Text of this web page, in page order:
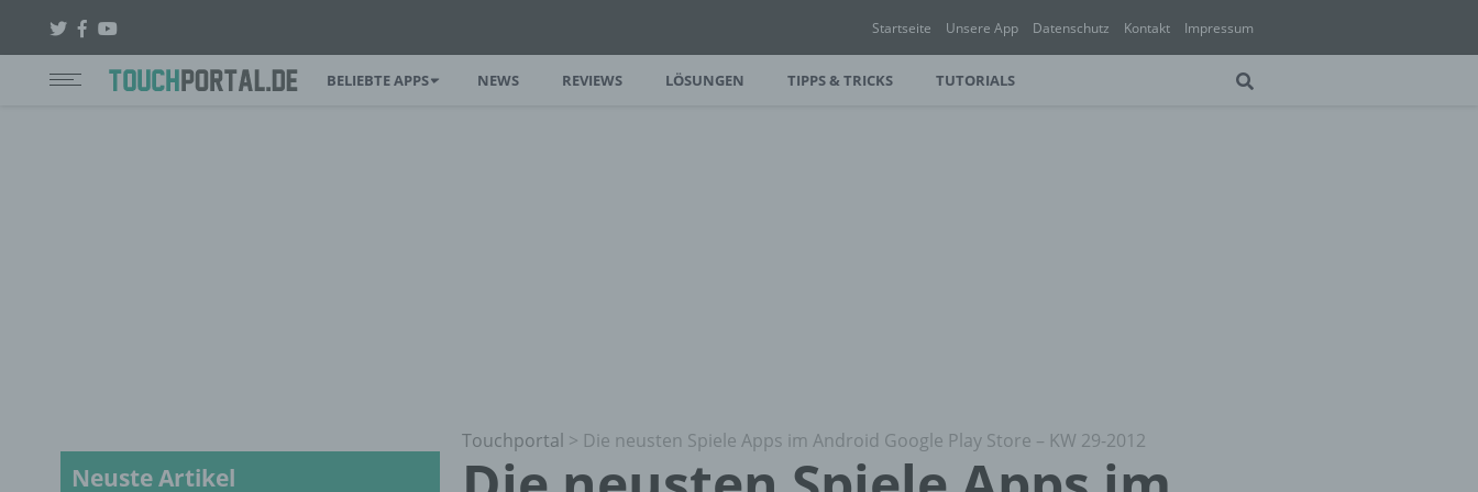
Startseite Unsere App Datenschutz Kontakt Impressum
BELIEBTE APPS NEWS REVIEWS LÖSUNGEN TIPPS & TRICKS TUTORIALS
Touchportal > Die neusten Spiele Apps im Android Google Play Store – KW 29-2012
Neuste Artikel